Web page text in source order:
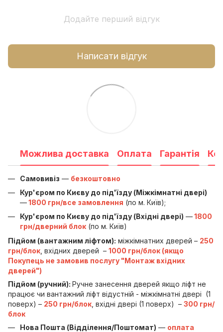
Додайте перший відгук
Написати відгук
Можлива доставка Оплата Гарантія
Самовивіз — безкоштовно
Кур'єром по Києву до під'їзду (Міжкімнатні двері)
—1800 грн/все замовлення (по м. Київ);
Кур'єром по Києву до під'їзду (Вхідні двері) —1800
грн/дверний блок (по м. Київ)
Підйом (вантажним ліфтом): міжкімнатних дверей – 250
грн/блок , вхідних дверей – 1000 грн/блок (якщо
Покупець не замовив послугу "Монтаж вхідних
дверей")
Підйом (ручний): Ручне занесення дверей якщо ліфт не
працює чи вантажний ліфт відустній - міжкімнатні двері (1
поверх) – 250 грн/блок , вхідні двері (1 поверх) – 300 грн/
блок
Нова Пошта (Відділення/Поштомат) — оплата